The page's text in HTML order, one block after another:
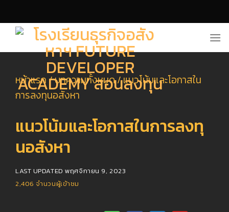
content
หน้าแรก /บทความทั้งหมด/แนวโน้มและโอกาสใน
การลงทุนอสังหา
แนวโน้มและโอกาสในการลงทุ
นอสังหา
LAST UPDATEDพฤศจิกายน 9, 2023
2,406 จำนวนผู้เข้าชม